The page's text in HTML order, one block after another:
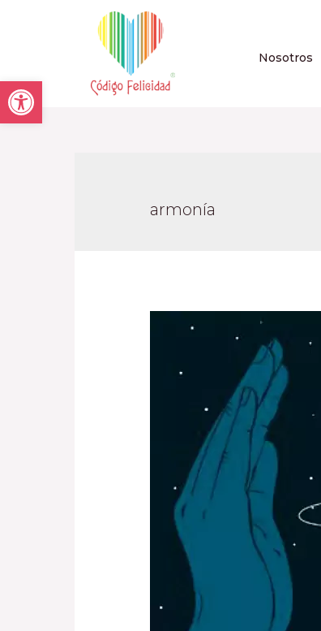
Open toolbar
Nosotros
armonía